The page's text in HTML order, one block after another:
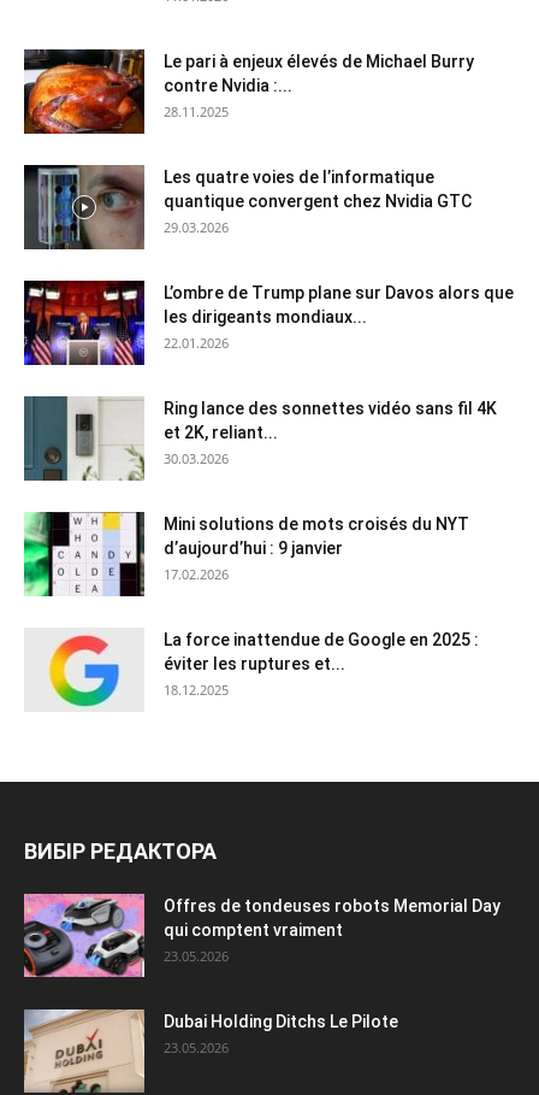
Le pari à enjeux élevés de Michael Burry
contre Nvidia :...
28.11.2025
Les quatre voies de l’informatique
quantique convergent chez Nvidia GTC
29.03.2026
L’ombre de Trump plane sur Davos alors que
les dirigeants mondiaux...
22.01.2026
Ring lance des sonnettes vidéo sans fil 4K
et 2K, reliant...
30.03.2026
Mini solutions de mots croisés du NYT
d’aujourd’hui : 9 janvier
17.02.2026
La force inattendue de Google en 2025 :
éviter les ruptures et...
18.12.2025
ВИБІР РЕДАКТОРА
Offres de tondeuses robots Memorial Day
qui comptent vraiment
23.05.2026
Dubai Holding Ditchs Le Pilote
23.05.2026